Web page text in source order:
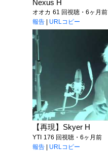
Nexus H
オオカ 61 回視聴・6ヶ月前
報告
URLコピー
【再現】Skyer H
YTI 176 回視聴・6ヶ月前
報告
URLコピー